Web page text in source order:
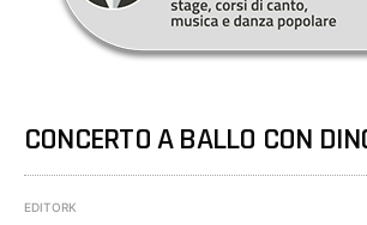
CONCERTO A BALLO CON
EDITORK